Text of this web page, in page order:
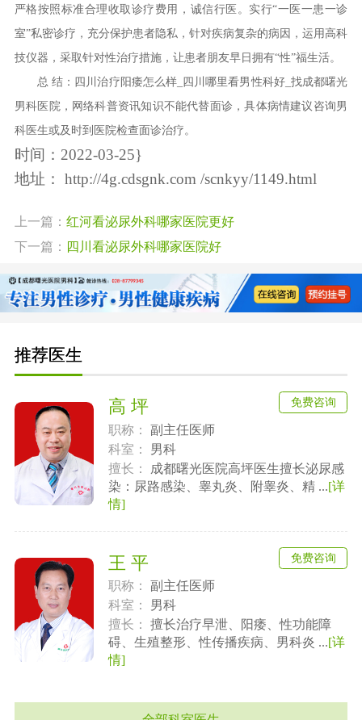
严格按照标准合理收取诊疗费用，诚信行医。实行“一医一患一诊
室”私密诊疗，充分保护患者隐私，针对疾病复杂的病因，运用高科
技仪器，采取针对性治疗措施，让患者朋友早日拥有“性”福生活。
总 结：四川治疗阳痿怎么样_四川哪里看男性科好_找成都曙光
男科医院，网络科普资讯知识不能代替面诊，具体病情建议咨询男
科医生或及时到医院检查面诊治疗。
时间：2022-03-25}
地址：
http://4g.cdsgnk.com /scnkyy/1149.html
上一篇： 红河看泌尿外科哪家医院更好
下一篇： 四川看泌尿外科哪家医院好
推荐医生
高 坪
职称：
副主任医师
科室：
男科
擅长：
成都曙光医院高坪医生擅长泌尿感
染：尿路感染、睾丸炎、附睾炎、精 ...[详
情]
免费咨询
王 平
职称：
副主任医师
科室：
男科
擅长：
擅长治疗早泄、阳痿、性功能障
碍、生殖整形、性传播疾病、男科炎 ...[详
情]
免费咨询